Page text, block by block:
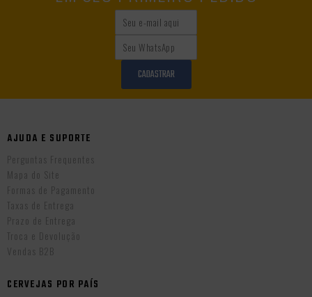
CADASTRAR
AJUDA E SUPORTE
Perguntas Frequentes
Mapa do Site
Formas de Pagamento
Taxas de Entrega
Prazo de Entrega
Troca e Devolução
Vendas B2B
CERVEJAS POR PAÍS